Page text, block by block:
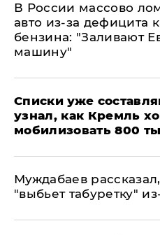
В России массово
авто из-за дефицита
бензина: "Заливают
машину"
Списки уже
узнал, как Кремль
мобилизовать 800
Муждабаев
"выбьет табуретку"